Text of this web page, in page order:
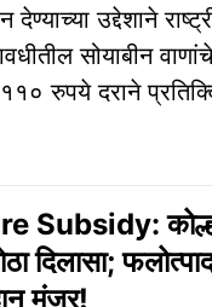
देण्याच्या उद्देशाने
सोयाबीन
रुपये दराने
दिलासा;
मंजूर!